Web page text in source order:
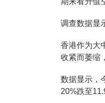
调查数据显
香港作为大
收紧而萎缩
数据显示，
20%跌至